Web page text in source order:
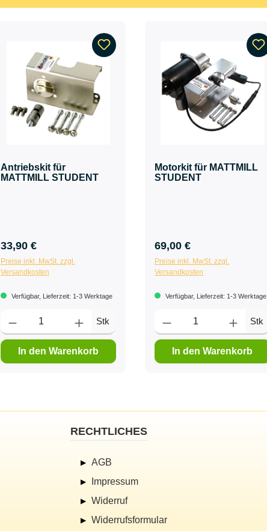
Antriebskit für
MATTMILL STUDENT
33,90 €
Preise inkl. MwSt. zzgl.
Versandkosten
Verfügbar, Lieferzeit: 1-3 Werktage
Stk
In den Warenkorb
Motorkit für MATTMILL
STUDENT
69,00 €
Preise inkl. MwSt. zzgl.
Versandkosten
Verfügbar, Lieferzeit: 1-3 Werktage
Stk
In den Warenkorb
RECHTLICHES
AGB
Impressum
Widerruf
Widerrufsformular